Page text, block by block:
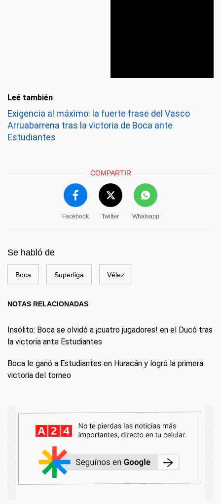
Leé también
Exigencia al máximo: la fuerte frase del Vasco
Arruabarrena tras la victoria de Boca ante
Estudiantes
COMPARTIR
Facebook Twitter Whatsapp
Se habló de
Boca Superliga Vélez
NOTAS RELACIONADAS
Insólito: Boca se olvidó a ¡cuatro jugadores! en el Ducó tras
la victoria ante Estudiantes
Boca le ganó a Estudiantes en Huracán y logró la primera
victoria del torneo